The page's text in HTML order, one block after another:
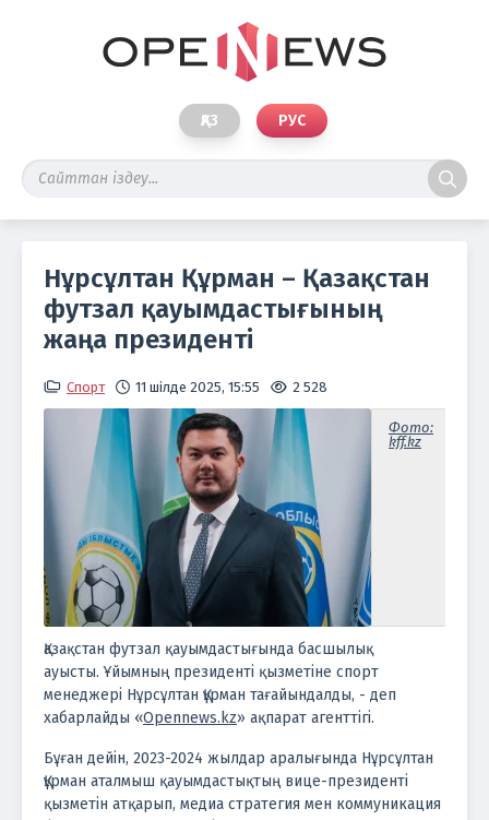
ҚАЗ РУС
Нұрсұлтан Құрман – Қазақстан
футзал қауымдастығының
жаңа президенті
Спорт 11 шілде 2025, 15:55 2 528
Фото:
kff.kz
Қазақстан футзал қауымдастығында басшылық
ауысты.Ұйымның президенті қызметіне спорт
менеджері Нұрсұлтан Құрман тағайындалды, - деп
хабарлайды «Opennews.kz» ақпарат агенттігі.
Бұған дейін, 2023-2024 жылдар аралығында Нұрсұлтан
Құрман аталмыш қауымдастықтың вице-президенті
қызметін атқарып, медиа стратегия мен коммуникация